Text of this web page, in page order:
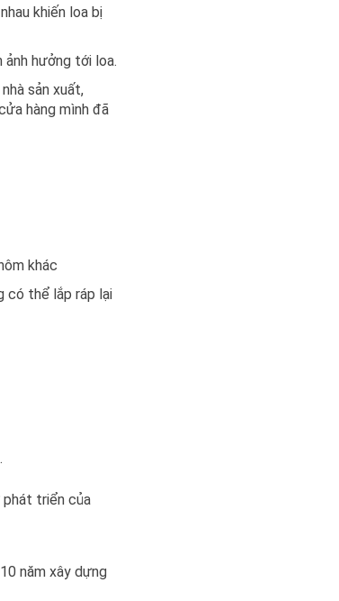
khiến loa bị
hưởng tới loa.
sản xuất,
hàng mình đã
khác
có thể lắp ráp lại
triển của
năm xây dựng